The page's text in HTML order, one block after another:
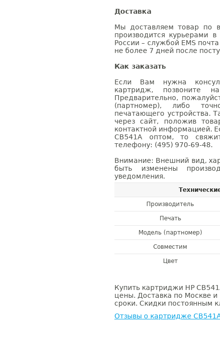
Доставка
Мы доставляем товар по
производится курьерами
России – службой EMS
не более 7 дней после
Как заказать
Если Вам нужна
картридж, позвоните
Предварительно,
(партномер), либо
печатающего устройства.
через сайт, положив
контактной информацией.
CB541A оптом, то
телефону: (495) 970-69-48.
Внимание: Внешний вид,
быть изменены
уведомления.
Производитель
Печать
Модель (партномер)
Совместим
Цвет
Купить картриджи HP
цены. Доставка по Москве и
сроки. Скидки постоянным
Отзывы о картридже